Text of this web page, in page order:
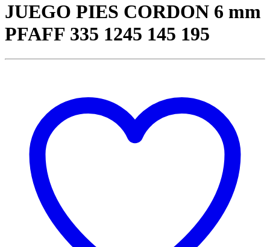
JUEGO PIES CORDON 6 mm
PFAFF 335 1245 145 195